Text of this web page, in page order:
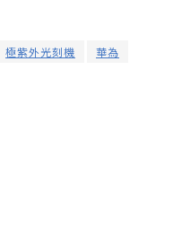
極紫外光刻機 華為